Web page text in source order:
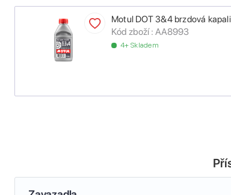
Motul DOT 3&4 brzdová
Kód zboží : AA8993
4+ Skladem